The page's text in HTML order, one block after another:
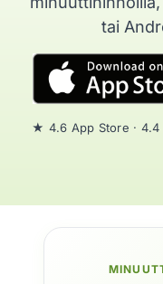
tai
★ 4.6 App Store · 4.4